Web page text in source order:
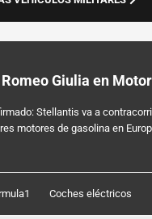
Giulia en
Stellantis va a
motores de gasolina en
Coches eléctricos